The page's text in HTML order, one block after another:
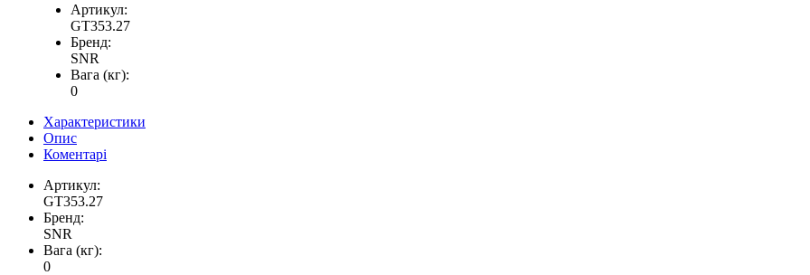
Артикул:
GT353.27
Бренд:
SNR
Вага (кг):
0
Характеристики
Опис
Коментарі
Артикул:
GT353.27
Бренд:
SNR
Вага (кг):
0